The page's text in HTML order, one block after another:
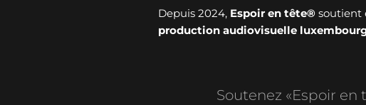
Depuis 2024, Espoir en tête® soutient
production audiovisuelle
Soutenez «Espoir en